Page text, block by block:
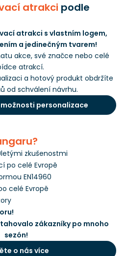
atrakci podle
atrakci s vlastním logem,
a jedinečným tvarem!
akce, své značce nebo celé
atrakcí.
a hotový produkt obdržíte
od schválení návrhu.
personalizace
zkušenostmi
po celé Evropě
EN14960
celé Evropě
zákazníky po mnoho
sezón!
o nás více